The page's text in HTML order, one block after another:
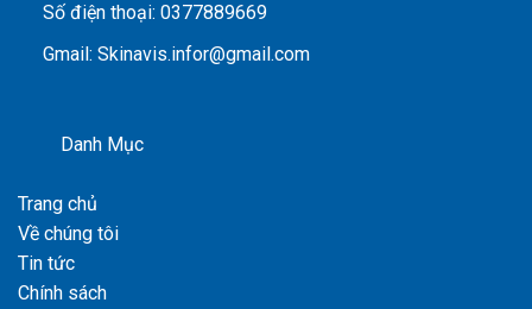
Số điện thoại: 0377889669
Gmail: Skinavis.infor@gmail.com
Danh Mục
Trang chủ
Về chúng tôi
Tin tức
Chính sách